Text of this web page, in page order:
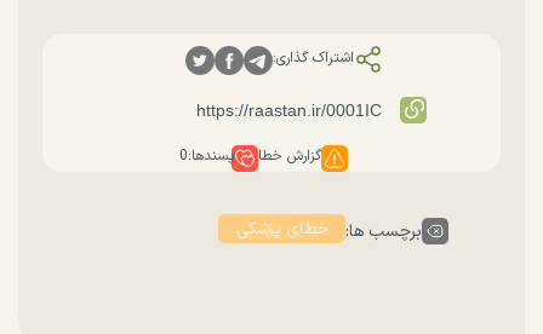
اشتراک گذاری:
گزارش خطا پسندها:0
برچسب ها: خطای پزشکی